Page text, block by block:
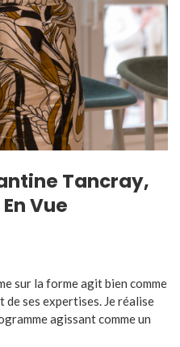
Tancray,
Vue
sur la forme agit bien comme
de ses expertises. Je réalise
agissant comme un